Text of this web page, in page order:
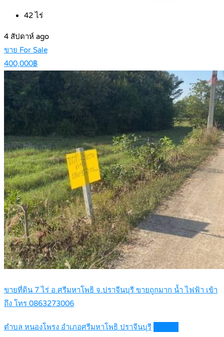
42 ไร่
4 สัปดาห์ ago
ขาย For Sale
400,000฿
ขายที่ดิน 7 ไร่ อ.ศรีมหาโพธิ จ.ปราจีนบุรี ขายถูกมาก น้ำ ไฟฟ้า เข้า
ถึง โทร 0863273006
ตำบล หนองโพรง อำเภอศรีมหาโพธิ ปราจีนบุรี